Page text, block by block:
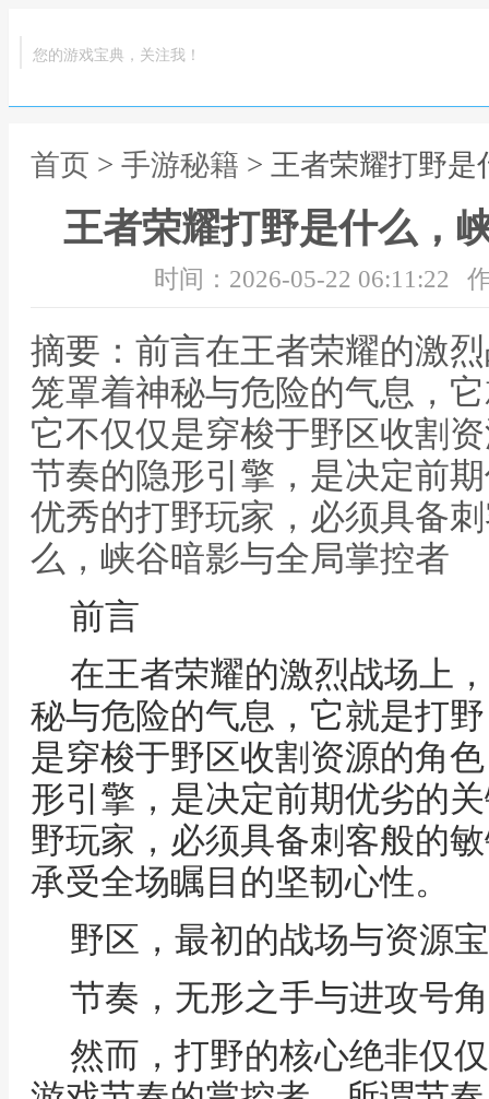
您的游戏宝典，关注我！
首页 > 手游秘籍 > 王者荣耀打野
王者荣耀打野是什么，
时间：2026-05-22 06:11:22
摘要：前言在王者荣耀的激
笼罩着神秘与危险的气息，
它不仅仅是穿梭于野区收割
节奏的隐形引擎，是决定前
优秀的打野玩家，必须具备
么，峡谷暗影与全局掌控者
前言
在王者荣耀的激烈战场上
秘与危险的气息，它就是打
是穿梭于野区收割资源的角
形引擎，是决定前期优劣的
野玩家，必须具备刺客般的
承受全场瞩目的坚韧心性。
野区，最初的战场与资源
节奏，无形之手与进攻号角
然而，打野的核心绝非仅